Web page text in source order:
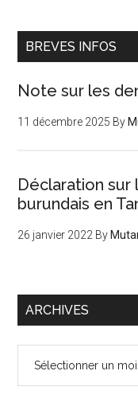
BREVES INFOS
Note sur les
11 décembre 2025 By
Déclaration
burundais en
26 janvier 2022 By
ARCHIVES